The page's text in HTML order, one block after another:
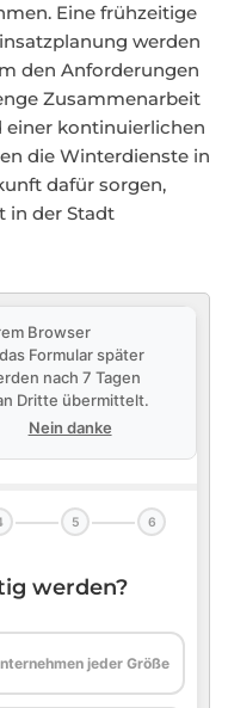
Eine frühzeitige
werden
den Anforderungen
Zusammenarbeit
kontinuierlichen
die Winterdienste in
dafür sorgen,
in der Stadt
Browser
Formular später
nach 7 Tagen
Dritte übermittelt.
Nein danke
5 6
werden?
jeder Größe